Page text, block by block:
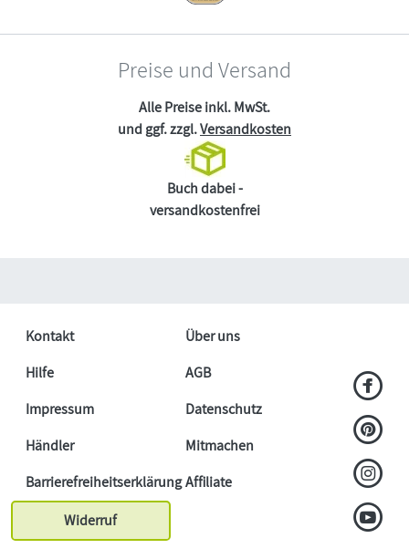
Preise und Versand
Alle Preise inkl. MwSt.
und ggf. zzgl.Versandkosten
Buch dabei -
versandkostenfrei
Kontakt
Über uns
Hilfe
AGB
Impressum
Datenschutz
Händler
Mitmachen
BarrierefreiheitserklärungAffiliate
Widerruf